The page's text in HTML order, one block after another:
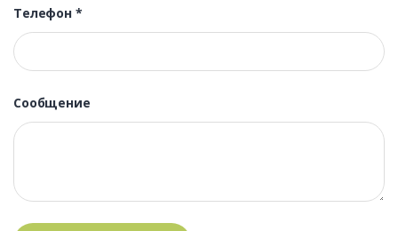
Телефон *
Сообщение